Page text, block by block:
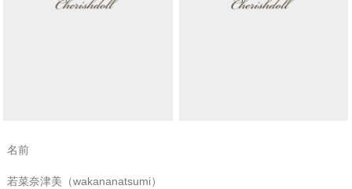
名前
若菜奈津美（wakananatsumi）